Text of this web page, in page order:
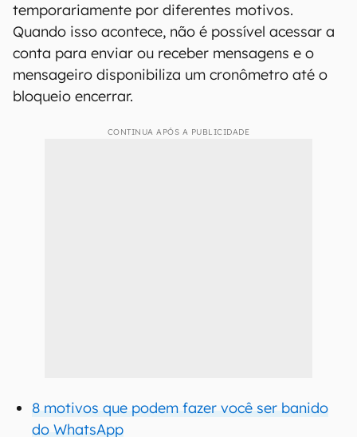
temporariamente por diferentes motivos.
Quando isso acontece, não é possível acessar a
conta para enviar ou receber mensagens e o
mensageiro disponibiliza um cronômetro até o
bloqueio encerrar.
CONTINUA APÓS A PUBLICIDADE
8 motivos que podem fazer você ser banido
do WhatsApp